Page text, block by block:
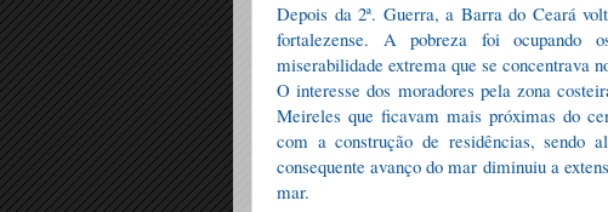
Depois da 2ª. Guerra, a Barra do Ceará
fortalezense. A pobreza foi ocupando
miserabilidade extrema que se concentrava
O interesse dos moradores pela zona
Meireles que ficavam mais próximas do
com a construção de residências, sendo
consequente avanço do mar diminuiu a
mar.